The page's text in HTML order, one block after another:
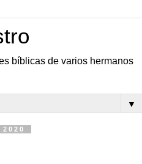
bíblicas de varios hermanos
▼